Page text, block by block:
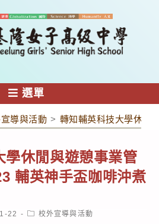
選單
導與活動 > 轉知輔英科技大學休閒
學休閒與遊憩事業管
輔英神手盃咖啡沖煮
22
Post校外宣導與活動